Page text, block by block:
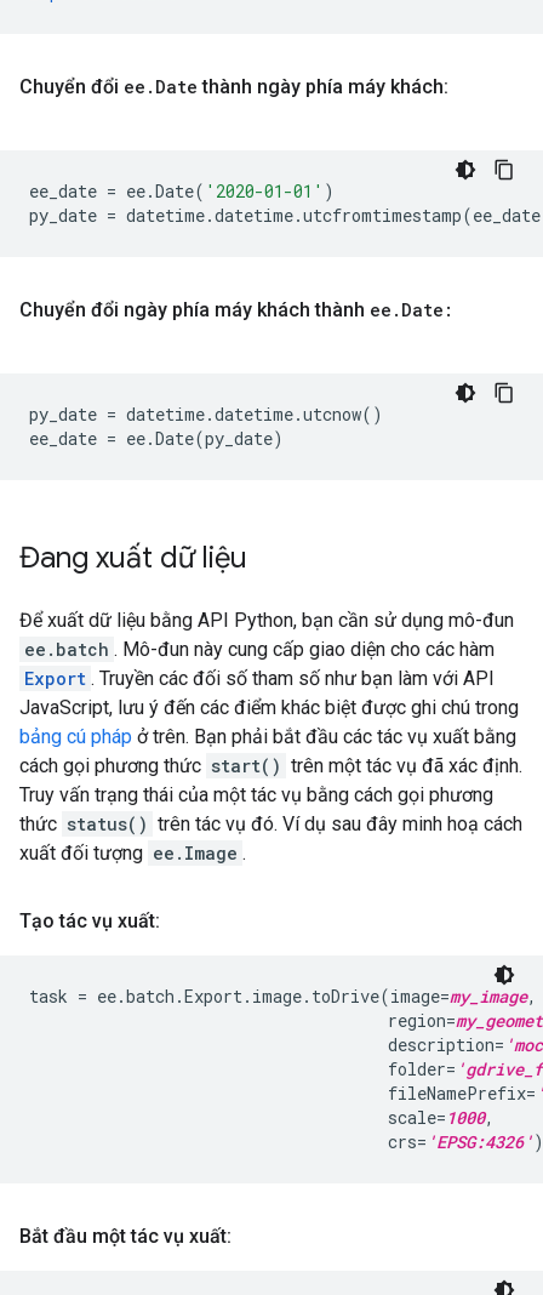
Chuyển đổi ee . Date thành ngày phía máy khách:
ee_date = ee.Date( '2020-01-01' )
py_date = datetime.datetime.utcfromtimestamp(ee_date
Chuyển đổi ngày phía máy khách thành ee . Date:
py_date = datetime.datetime.utcnow()
ee_date = ee.Date(py_date)
Đang xuất dữ liệu
Để xuất dữ liệu bằng API Python, bạn cần sử dụng mô-đun
ee.batch . Mô-đun này cung cấp giao diện cho các hàm
Export . Truyền các đối số tham số như bạn làm với API
JavaScript, lưu ý đến các điểm khác biệt được ghi chú trong
bảng cú pháp ở trên. Bạn phải bắt đầu các tác vụ xuất bằng
cách gọi phương thức start() trên một tác vụ đã xác định.
Truy vấn trạng thái của một tác vụ bằng cách gọi phương
thức status() trên tác vụ đó. Ví dụ sau đây minh hoạ cách
xuất đối tượng ee.Image .
Tạo tác vụ xuất:
task = ee.batch .Export. image. toDrive(image=my_image,
region=
description=
folder=
fileNamePrefix=
scale= 1000,
crs= 'EPSG:4326')
Bắt đầu một tác vụ xuất: